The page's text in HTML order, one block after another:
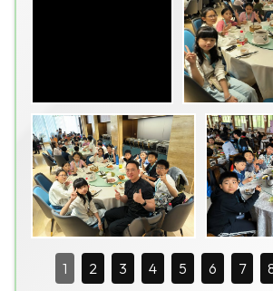
1 2 3 4 5 6 7